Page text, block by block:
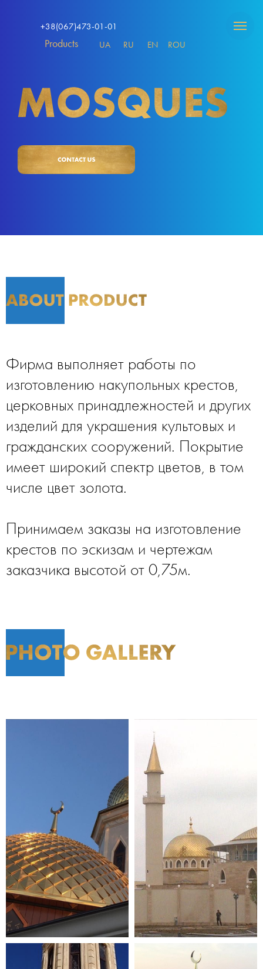
+38(067)473-01-01
UA
RU EN ROU
Products
Фирма выполняет работы по
изготовлению накупольных крестов,
церковных принадлежностей и других
изделий для украшения культовых и
гражданских сооружений. Покрытие
имеет широкий спектр цветов, в том
числе цвет золота.
Принимаем заказы на изготовление
крестов по эскизам и чертежам
заказчика высотой от 0,75м.